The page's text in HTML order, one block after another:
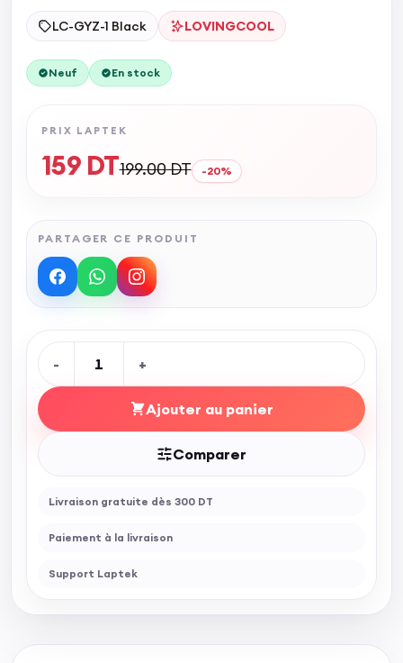
LC-GYZ-1 Black LOVINGCOOL
Neuf En stock
PRIX LAPTEK
159DT199.00DT -20%
PARTAGER CE PRODUIT
- 1 +
Ajouter au panier
Comparer
Livraison gratuite dès 300 DT
Paiement à la livraison
Support Laptek